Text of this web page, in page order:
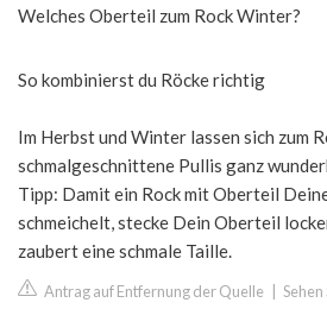
Welches Oberteil zum Rock Winter?
So kombinierst du Röcke richtig
Im Herbst und Winter lassen sich zum
schmalgeschnittene Pullis ganz
Tipp: Damit ein Rock mit Oberteil
schmeichelt, stecke Dein Oberteil
zaubert eine schmale Taille.
Antrag auf Entfernung der Quelle